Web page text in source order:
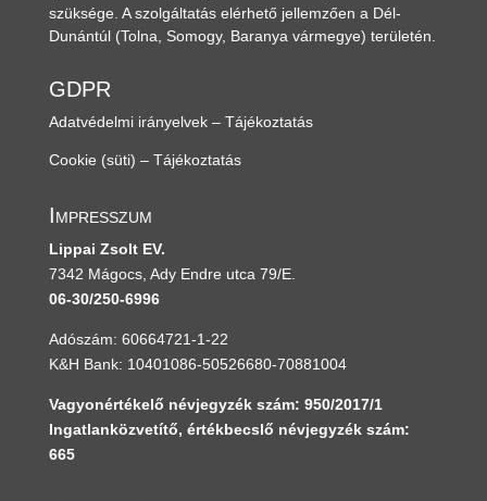
szüksége. A szolgáltatás elérhető jellemzően a Dél-
Dunántúl (Tolna, Somogy, Baranya vármegye) területén.
GDPR
Adatvédelmi irányelvek – Tájékoztatás
Cookie (süti) – Tájékoztatás
Impresszum
Lippai Zsolt EV.
7342 Mágocs, Ady Endre utca 79/E.
06-30/250-6996
Adószám: 60664721-1-22
K&H Bank: 10401086-50526680-70881004
Vagyonértékelő névjegyzék szám: 950/2017/1
Ingatlanközvetítő, értékbecslő névjegyzék szám:
665